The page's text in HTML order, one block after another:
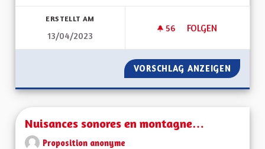
ERSTELLT AM
13/04/2023
56 56 FOLLOWER
FOLGEN
S'ENGAGER POUR
VORSCHLAG ANZEIGEN
Nuisances sonores en montagne…
Proposition anonyme